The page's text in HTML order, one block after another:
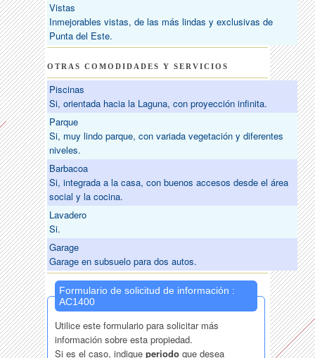
Vistas
Inmejorables vistas, de las más lindas y exclusivas de
Punta del Este.
OTRAS COMODIDADES Y SERVICIOS
Piscinas
Si, orientada hacia la Laguna, con proyección infinita.
Parque
Si, muy lindo parque, con variada vegetación y diferentes
niveles.
Barbacoa
Si, integrada a la casa, con buenos accesos desde el área
social y la cocina.
Lavadero
Si.
Garage
Garage en subsuelo para dos autos.